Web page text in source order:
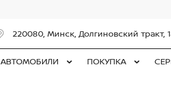
220080, Минск, Долгиновский тракт,
АВТОМОБИЛИ ПОКУПКА